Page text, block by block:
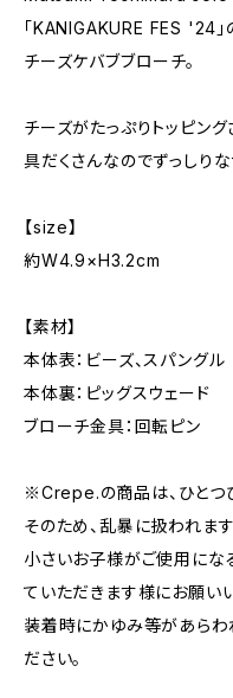
「KANIGAKURE FES '24」
チーズケバブブローチ。
チーズがたっぷりトッピン
具だくさんなのでずっしり
【size】
約W4.9×H3.2cm
【素材】
本体表：ビーズ、スパングル
本体裏：ピッグスウェード
ブローチ金具：回転ピン
※Crepe.の商品は、ひとつ
そのため、乱暴に扱われま
小さいお子様がご使用に
ていただきます様にお願いい
装着時にかゆみ等があらわ
ださい。